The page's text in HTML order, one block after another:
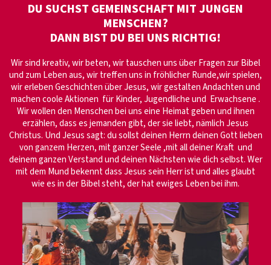
DU SUCHST GEMEINSCHAFT MIT JUNGEN
MENSCHEN?
DANN BIST DU BEI UNS RICHTIG!
Wir sind kreativ, wir beten, wir tauschen uns über Fragen zur Bibel
und zum Leben aus, wir treffen uns in fröhlicher Runde,wir spielen,
wir erleben Geschichten über Jesus, wir gestalten Andachten und
machen coole Aktionen für Kinder, Jugendliche und Erwachsene .
Wir wollen den Menschen bei uns eine Heimat geben und ihnen
erzählen, dass es jemanden gibt, der sie liebt, nämlich Jesus
Christus. Und Jesus sagt: du sollst deinen Herrn deinen Gott lieben
von ganzem Herzen, mit ganzer Seele ,mit all deiner Kraft und
deinem ganzen Verstand und deinen Nächsten wie dich selbst. Wer
mit dem Mund bekennt dass Jesus sein Herr ist und alles glaubt
wie es in der Bibel steht, der hat ewiges Leben bei ihm.